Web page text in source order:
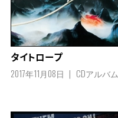
タイトロープ
2017年11月08日 CDアルバム